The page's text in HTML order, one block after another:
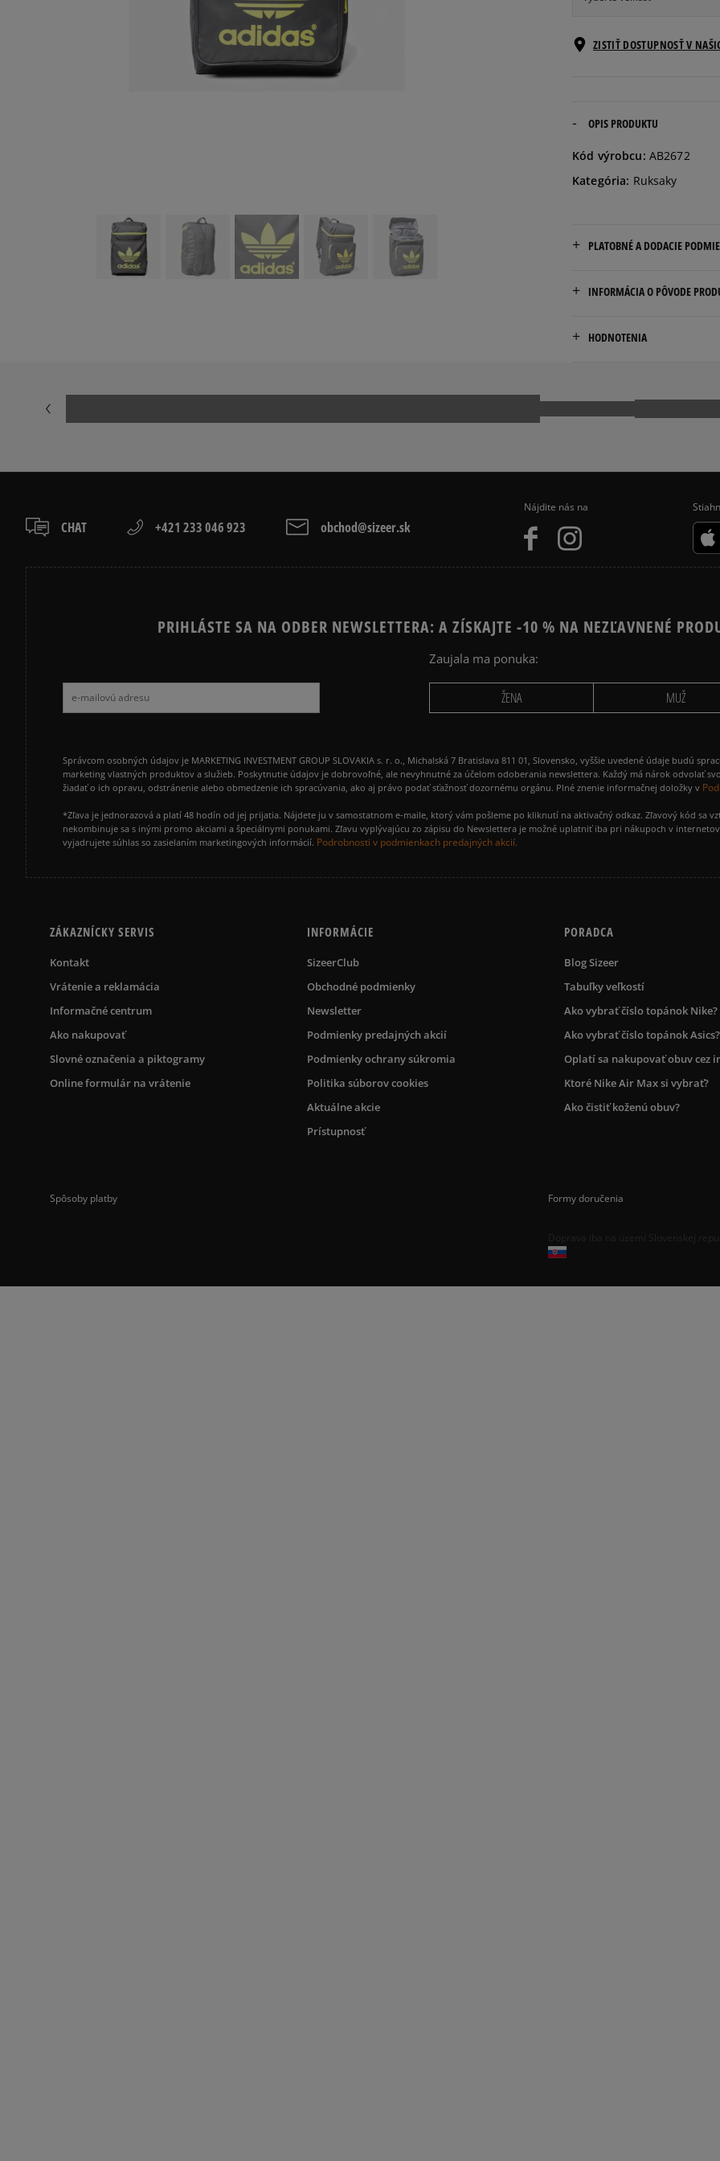
ONE SIZE Informovať o
ZISTIŤ DOSTUPNOSŤ V
OPIS PRODUKTU
Kód výrobcu: AB2672
Kategória: Ruksaky
PLATOBNÉ A DODACIE
Dostupné spôsoby
slovenská pošta - na
osobné prevzatie v
kartou,
INFORMÁCIA O PÔVODE
HODNOTENIA
CHAT +421 233 046 923 obchod@sizeer.sk
Nájdite nás na
PRIHLÁSTE SA NA ODBER NEWSLETTERA: A ZÍSKAJTE -10 % NA NEZĽAVNENÉ
Zaujala ma ponuka:
ŽENA MUŽ
Správcom osobných údajov je MARKETING INVESTMENT GROUP SLOVAKIA s. r. o., Michalská 7 Bratislava 811 01, Slovensko, vyššie uvedené údaje budú
marketing vlastných produktov a služieb. Poskytnutie údajov je dobrovoľné, ale nevyhnutné za účelom odoberania newslettera. Každý má nárok odvolať
žiadať o ich opravu, odstránenie alebo obmedzenie ich spracúvania, ako aj právo podať sťažnosť dozornému orgánu. Plné znenie informačnej doložky v
*Zľava je jednorazová a platí 48 hodín od jej prijatia. Nájdete ju v samostatnom e-maile, ktorý vám pošleme po kliknutí na aktivačný odkaz. Zľavový kód sa
nekombinuje sa s inými promo akciami a špeciálnymi ponukami. Zľavu vyplývajúcu zo zápisu do Newslettera je možné uplatniť iba pri nákupoch v
vyjadrujete súhlas so zasielaním marketingových informácií. Podrobnosti v podmienkach predajných akcií.
ZÁKAZNÍCKY SERVIS
Kontakt
Vrátenie a reklamácia
Informačné centrum
Ako nakupovať
Slovné označenia a piktogramy
Online formulár na vrátenie
INFORMÁCIE
SizeerClub
Obchodné podmienky
Newsletter
Podmienky predajných akcií
Podmienky ochrany súkromia
Politika súborov cookies
Aktuálne akcie
Prístupnosť
PORADCA
Blog Sizeer
Tabuľky veľkostí
Ako vybrať číslo topánok Nike?
Ako vybrať číslo topánok Asics?
Oplatí sa nakupovať obuv cez
Ktoré Nike Air Max si vybrať?
Ako čistiť koženú obuv?
Spôsoby platby Formy doručenia